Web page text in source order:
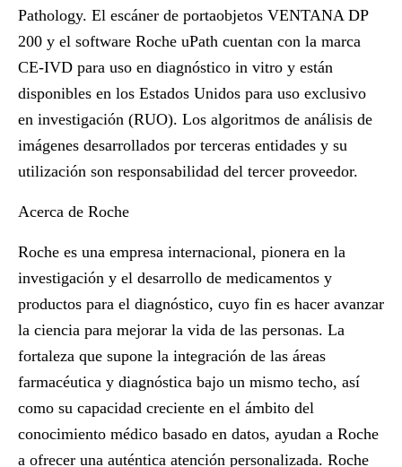
Pathology. El escáner de portaobjetos VENTANA DP
200 y el software Roche uPath cuentan con la marca
CE-IVD para uso en diagnóstico in vitro y están
disponibles en los Estados Unidos para uso exclusivo
en investigación (RUO). Los algoritmos de análisis de
imágenes desarrollados por terceras entidades y su
utilización son responsabilidad del tercer proveedor.
Acerca de Roche
Roche es una empresa internacional, pionera en la
investigación y el desarrollo de medicamentos y
productos para el diagnóstico, cuyo fin es hacer avanzar
la ciencia para mejorar la vida de las personas. La
fortaleza que supone la integración de las áreas
farmacéutica y diagnóstica bajo un mismo techo, así
como su capacidad creciente en el ámbito del
conocimiento médico basado en datos, ayudan a Roche
a ofrecer una auténtica atención personalizada. Roche